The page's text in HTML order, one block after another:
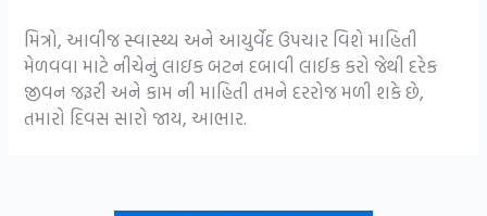
મિત્રો, આવીજ સ્વાસ્થ્ય અને આયુર્વેદ ઉપચાર વિશે માહિતી
મેળવવા માટે નીચેનું લાઇક બટન દબાવી લાઈક કરો જેથી દરેક
જીવન જરૂરી અને કામ ની માહિતી તમને દરરોજ મળી શકે છે,
તમારો દિવસ સારો જાય, આભાર.